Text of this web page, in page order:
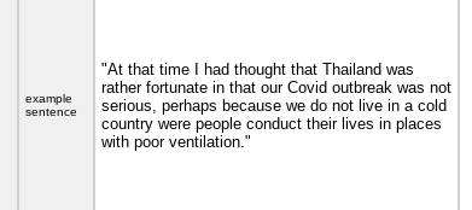
example
sentence
"At that time I had thought that Thailand was
rather fortunate in that our Covid outbreak was not
serious, perhaps because we do not live in a cold
country were people conduct their lives in places
with poor ventilation."